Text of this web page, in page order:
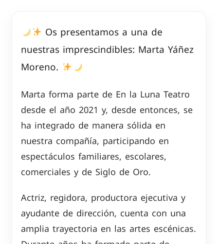
Os presentamos a una de
nuestras imprescindibles: Marta Yáñez
Moreno.
Marta forma parte de En la Luna Teatro
desde el año 2021 y, desde entonces, se
ha integrado de manera sólida en
nuestra compañía, participando en
espectáculos familiares, escolares,
comerciales y de Siglo de Oro.
Actriz, regidora, productora ejecutiva y
ayudante de dirección, cuenta con una
amplia trayectoria en las artes escénicas.